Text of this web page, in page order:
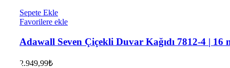
Sepete Ekle
Favorilere ekle
Adawall Seven Çiçekli Duvar Kağıdı 7812-4 | 16
2.949,99₺